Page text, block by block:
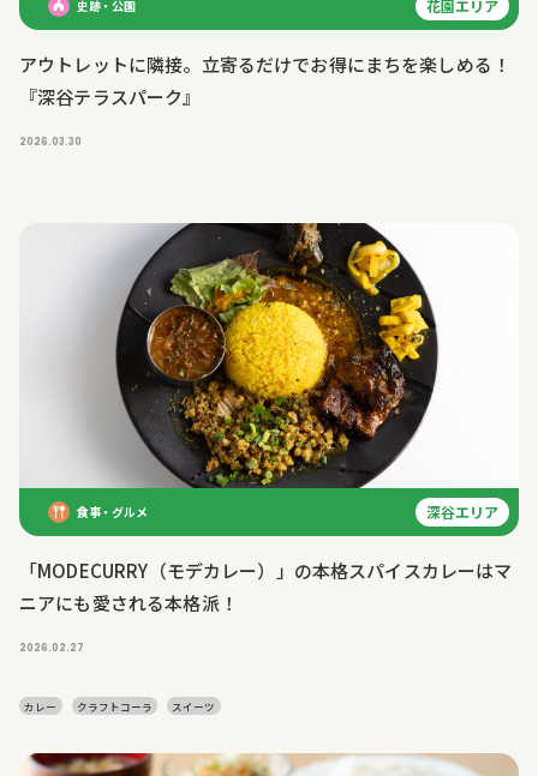
史跡・公園 花園エリア
アウトレットに隣接。立寄るだけでお得にまちを楽しめる！
『深谷テラスパーク』
2026.03.30
食事・グルメ 深谷エリア
「MODECURRY（モデカレー）」の本格スパイスカレーはマ
ニアにも愛される本格派！
2026.02.27
カレー クラフトコーラ スイーツ